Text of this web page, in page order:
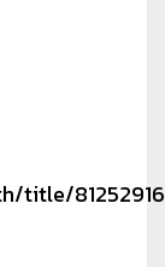
title/81252916